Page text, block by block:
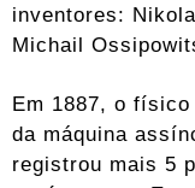
inventores:
Michail
Em 1887, o
da máquina
registrou mais 5